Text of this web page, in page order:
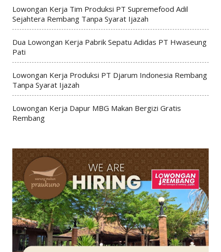
Lowongan Kerja Tim Produksi PT Supremefood Adil
Sejahtera Rembang Tanpa Syarat Ijazah
Dua Lowongan Kerja Pabrik Sepatu Adidas PT Hwaseung
Pati
Lowongan Kerja Produksi PT Djarum Indonesia Rembang
Tanpa Syarat Ijazah
Lowongan Kerja Dapur MBG Makan Bergizi Gratis
Rembang